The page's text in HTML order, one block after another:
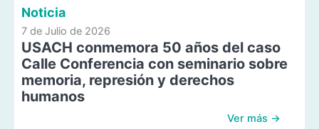
Noticia
7 de Julio de 2026
USACH conmemora 50 años del caso
Calle Conferencia con seminario sobre
memoria, represión y derechos
humanos
Ver más →